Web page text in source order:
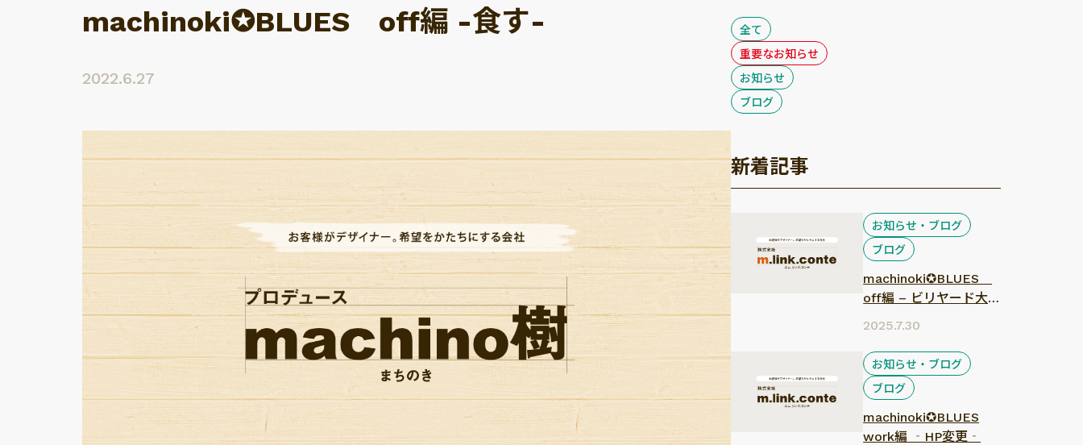
machinoki✪BLUES off編 -食す-
2022.6.27
全て
重要なお知らせ
お知らせ
ブログ
新着記事
machinoki✪BLUES
off編 – ビリヤード大
お知らせ・ブログ
ブログ
2025.7.30
machinoki✪BLUES
work編 ‐HP変更‐
お知らせ・ブログ
ブログ